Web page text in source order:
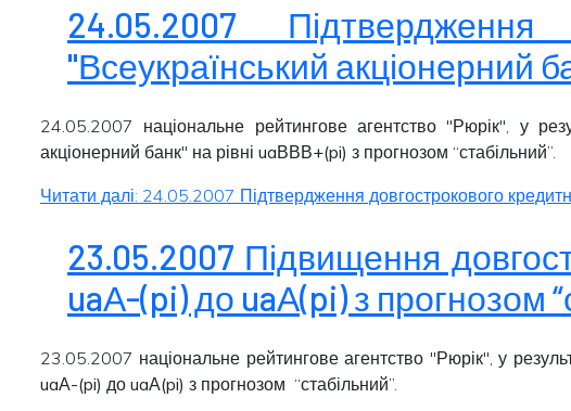
24.05.2007
"Всеукраїнський акціонерний
24.05.2007 національне рейтингове агентство "Рюрік", у
акціонерний банк" на рівні uaВВВ+(pi) з прогнозом “стабільний”.
Читати далі: 24.05.2007 Підтвердження довгострокового
23.05.2007 Підвищення
uaА-(pi) до uaА(pi) з прогнозом
23.05.2007 національне рейтингове агентство "Рюрік", у
uaА-(pi) до uaА(pi) з прогнозом “стабільний”.